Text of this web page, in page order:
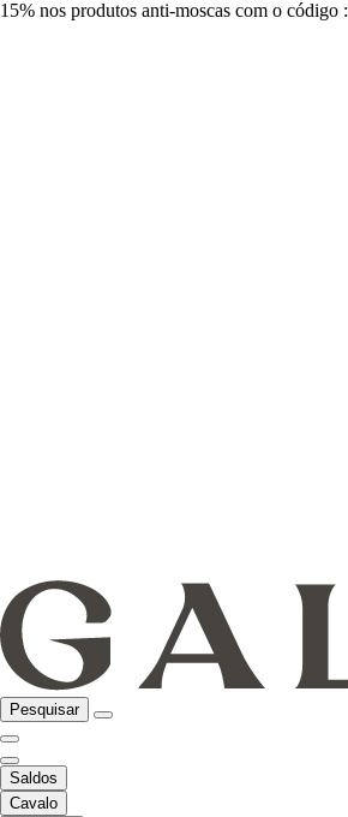
15% nos produtos anti-moscas com o código :
Pesquisar
Saldos
Cavalo